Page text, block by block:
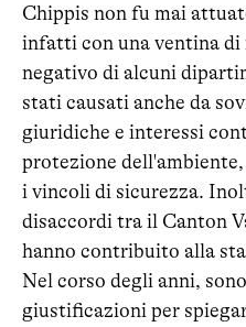
Chippis non fu mai
infatti con una ventina di
negativo di alcuni
stati causati anche da
giuridiche e interessi
protezione
i vincoli di sicurezza.
disaccordi tra il Canton
hanno contribuito alla
Nel corso degli anni,
giustificazioni per